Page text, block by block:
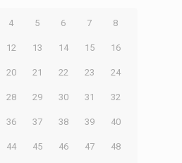
4 5 6 7 8
12 13 14 15 16
20 21 22 23 24
28 29 30 31 32
36 37 38 39 40
44 45 46 47 48